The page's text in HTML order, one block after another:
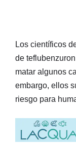
Los científicos
de
matar algunos
embargo, ellos
riesgo para